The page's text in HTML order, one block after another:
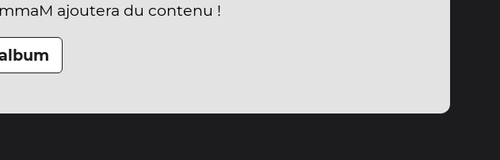
ajoutera du contenu !